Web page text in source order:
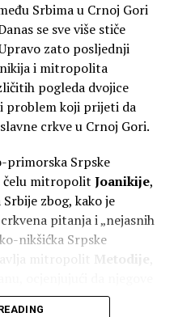
da nas šalju kod
kao premijer biće
Gdje bi im bio kraj
ja znam da štitim
on.
Srbima u Crnoj Gori
se sve više stiče
zato posljednji
i mitropolita
pogleda dvojice
problem koji prijeti da
crkve u Crnoj Gori.
Srpske
čelu mitropolit Joanikije,
zbog, kako je
pitanja i „nejasnih
nikšićka Srpske
mitropolit
Metodije
Srpske pravoslavne